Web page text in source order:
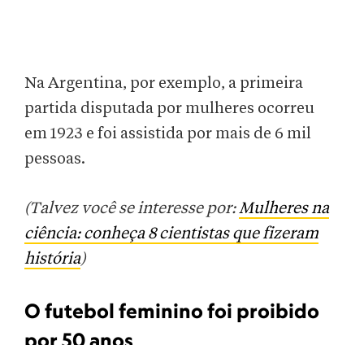
Na Argentina, por exemplo, a primeira
partida disputada por mulheres ocorreu
em 1923 e foi assistida por mais de 6 mil
pessoas.
(Talvez você se interesse por:Mulheres na
ciência: conheça 8 cientistas que fizeram
história)
O futebol feminino foi proibido
por 50 anos